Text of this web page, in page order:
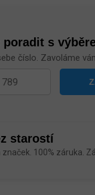
poradit s
číslo. Zavoláme
starostí
100% záruka.